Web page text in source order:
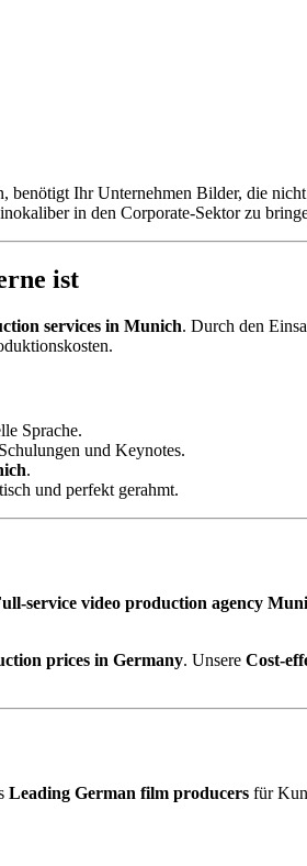
Ihr Unternehmen Bilder, die
in den Corporate-Sektor zu
ist
services in Munich. Durch den
Sprache.
und Keynotes.
.
und perfekt gerahmt.
service video production agency
prices in Germany. Unsere Cost-
Leading German film producers für